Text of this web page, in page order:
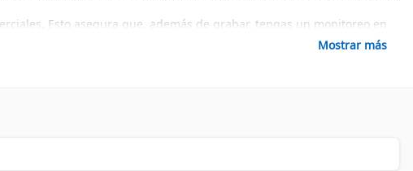
Esto asegura que, además de grabar, tengas un monitoreo en
con materiales de alta calidad, resistiendo condiciones
Mostrar más